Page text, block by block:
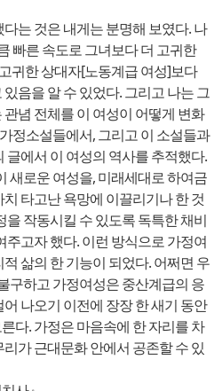
는 것은 내게는 분명해 보였다. 나
빠른 속도로 그녀보다 더 고귀한
귀한 상대자[노동계급 여성]보다
음을 알 수 있었다. 그리고 나는 그
념 전체를 이 여성이 어떻게 변화
정소설들에서, 그리고 이 소설들과
글에서 이 여성의 역사를 추적했다.
새로운 여성을, 미래세대로 하여금
타고난 욕망에 이끌리기나 한 것
작동시킬 수 있도록 독특한 채비
고자 했다. 이런 방식으로 가정여
삶의 한 기능이 되었다. 어쩌면 우
구하고 가정여성은 중산계급의 응
나오기 이전에 장장 한 새기 동안
다. 가정은 마음속에 한 자리를 차
가 근대문화 안에서 공존할 수 있